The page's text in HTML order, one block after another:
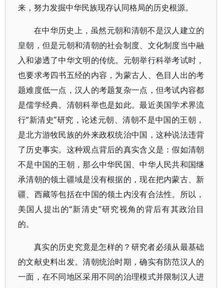
来，努力发掘中华民族现存认同格局的历史根源。
在中华历史上，虽然元朝和清朝不是汉人建立的
皇朝，但是元朝和清朝的社会制度、文化制度当中融
入和渗透了中华文明的传统。元朝举行科举考试时，
也要求考四书五经的内容，为蒙古人、色目人出的考
题难度低一点，汉人的考题复杂一点，但考试内容都
是儒学经典。清朝科举也是如此。最近美国学术界流
行“新清史”研究，论述元朝、清朝不是中国的王朝，
是北方游牧民族的外来政权统治中国，这种说法违背
了历史事实。这种观点背后的真实含义是：假如清朝
不是中国的王朝，那么中华民国、中华人民共和国继
承清朝的领土疆域是没有根据的，现在把内蒙古、新
疆、西藏等包括在中国的领土内没有合法性。所以，
美国人提出的“新清史”研究视角的背后有其政治目
的。
真实的历史究竟是怎样的？研究者必须从最基础
的文献史料出发。清朝统治时期，确实有防范汉人的
一面，在不同地区采用不同的治理模式并限制汉人进